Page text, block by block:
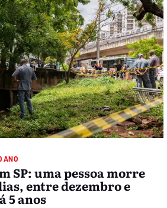
ANO
SP: uma pessoa morre
entre dezembro e
5 anos